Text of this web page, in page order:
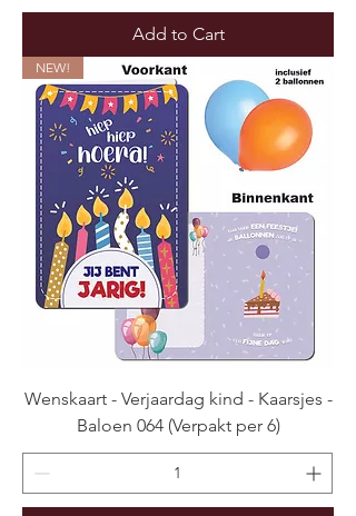
Add to Cart
NEW!
Wenskaart - Verjaardag kind - Kaarsjes -
Baloen 064 (Verpakt per 6)